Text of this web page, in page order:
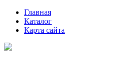
Главная
Каталог
Карта сайта